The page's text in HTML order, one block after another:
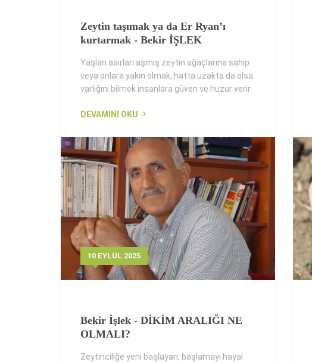
Zeytin taşımak ya da Er Ryan’ı
kurtarmak - Bekir İŞLEK
Yaşları asırları aşmış zeytin ağaçlarına sahip
veya onlara yakın olmak, hatta uzakta da olsa
varlığını bilmek insanlara güven ve huzur verir.
DEVAMINI OKU
10 EYLÜL 2025
Bekir İşlek - DİKİM ARALIĞI NE
OLMALI?
Zeytinciliğe yeni başlayan, başlamayı hayal